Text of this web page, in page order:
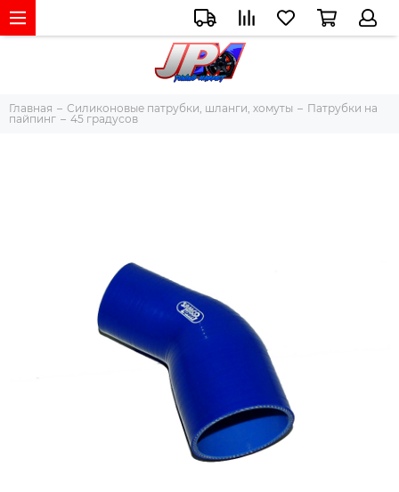
Главная Силиконовые патрубки, шланги, хомуты
Патрубки на
пайпинг
45 градусов